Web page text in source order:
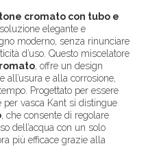
cromato con tubo e
elegante e
moderno, senza rinunciare
d’uso. Questo miscelatore
, offre un design
all’usura e alla corrosione,
Progettato per essere
per vasca Kant si distingue
, che consente di regolare
dell’acqua con un solo
più efficace grazie alla